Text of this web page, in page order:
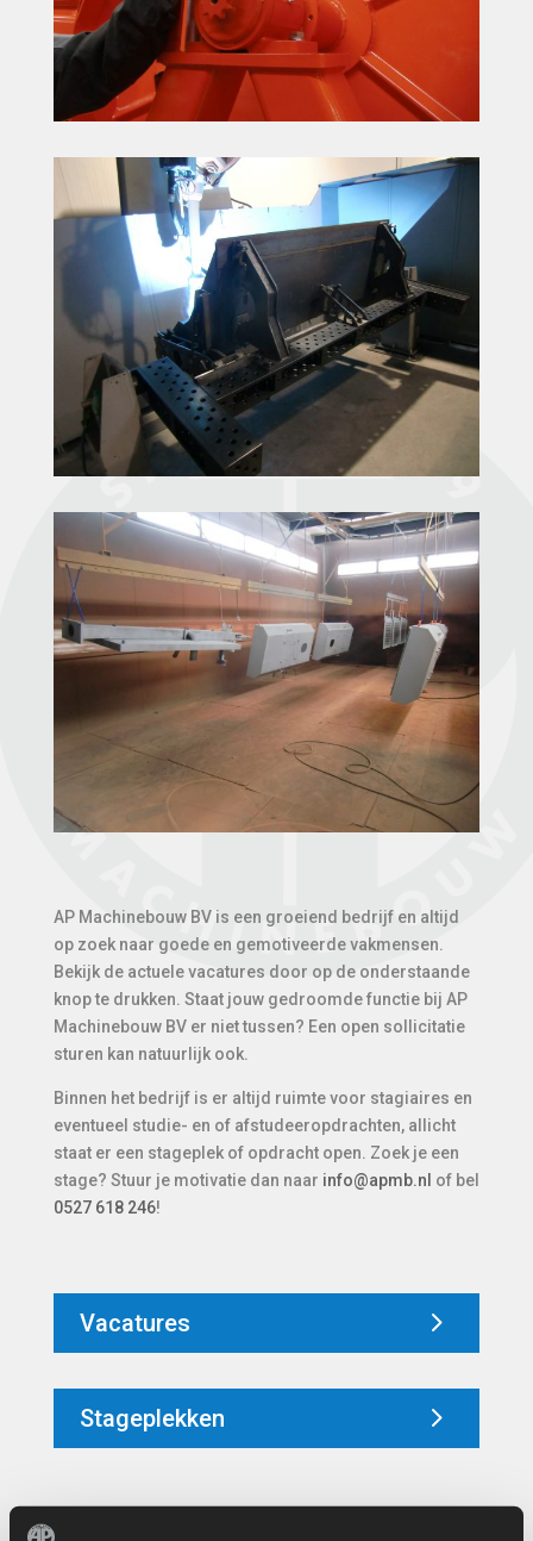
AP Machinebouw BV is een groeiend bedrijf en altijd
op zoek naar goede en gemotiveerde vakmensen.
Bekijk de actuele vacatures door op de onderstaande
knop te drukken. Staat jouw gedroomde functie bij AP
Machinebouw BV er niet tussen? Een open sollicitatie
sturen kan natuurlijk ook.
Binnen het bedrijf is er altijd ruimte voor stagiaires en
eventueel studie- en of afstudeeropdrachten, allicht
staat er een stageplek of opdracht open. Zoek je een
stage? Stuur je motivatie dan naar info@apmb.nl of bel
0527 618 246!
Vacatures
Stageplekken